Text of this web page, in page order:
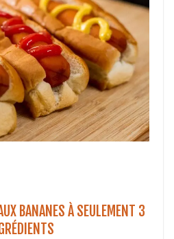
BANANES À SEULEMENT 3